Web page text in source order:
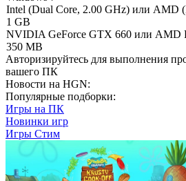
Intel (Dual Core, 2.00 GHz) или AMD
1 GB
NVIDIA GeForce GTX 660 или AMD
350 MB
Авторизируйтесь для выполнения
вашего ПК
Новости на HGN:
Популярные подборки:
Игры на ПК
Новинки игр
Игры Стим